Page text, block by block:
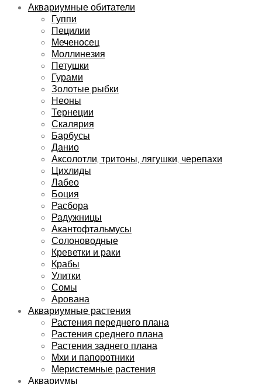
Аквариумные обитатели
Гуппи
Пецилии
Меченосец
Моллинезия
Петушки
Гурами
Золотые рыбки
Неоны
Тернеции
Скалярия
Барбусы
Данио
Аксолотли, тритоны, лягушки, черепахи
Цихлиды
Лабео
Боция
Расбора
Радужницы
Акантофтальмусы
Солоноводные
Креветки и раки
Крабы
Улитки
Сомы
Арована
Аквариумные растения
Растения переднего плана
Растения среднего плана
Растения заднего плана
Мхи и папоротники
Меристемные растения
Аквариумы